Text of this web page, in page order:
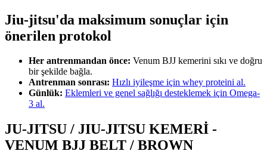
Jiu-jitsu'da maksimum sonuçlar için
önerilen protokol
Her antrenmandan önce: Venum BJJ kemerini sıkı ve doğru
bir şekilde bağla.
Antrenman sonrası: Hızlı iyileşme için whey proteini al.
Günlük: Eklemleri ve genel sağlığı desteklemek için Omega-
3 al.
JU-JITSU / JIU-JITSU KEMERİ -
VENUM BJJ BELT / BROWN